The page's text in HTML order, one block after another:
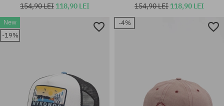
mărime universală
154,90 LEI 118,90 LEI 154,90 LEI 118,90 LEI
New
-19%
-4%